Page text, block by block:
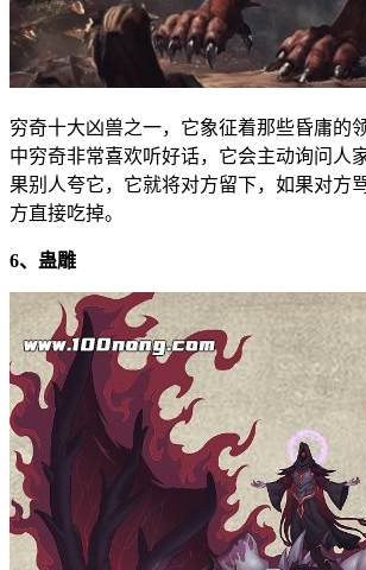
穷奇十大凶兽之一，它象征着那些昏庸的
中穷奇非常喜欢听好话，它会主动询问人
果别人夸它，它就将对方留下，如果对方
方直接吃掉。
6、蛊雕